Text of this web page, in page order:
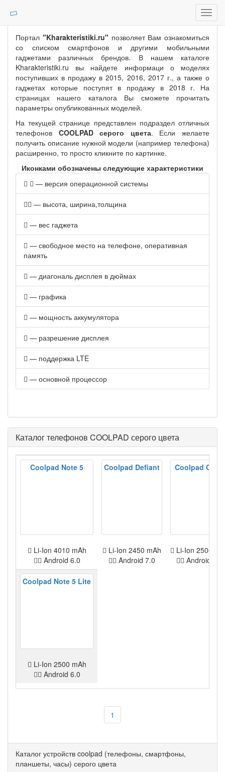
Портал "Kharakteristiki.ru" позволяет Вам ознакомиться
со списком смартфонов и другими мобильными
гаджетами различных брендов. В нашем каталоге
Kharakteristiki.ru вы найдете информаци о моделях
поступивших в продажу в 2015, 2016, 2017 г., а также о
гаджетах которые поступят в продажу в 2018 г. На
страницах нашего каталога Вы сможете прочитать
параметры опубликованных моделей.
На текущей странице представлен подраздел отличных
телефонов COOLPAD серого цвета. Если желаете
получить описание нужной модели (например телефона)
расширенно, то просто кликните по картинке.
Иконками обозначены следующие характеристики
— версия операционной системы
— высота, ширина,толщина
— вес гаджета
— свободное место на телефоне, оперативная
память
— диагональ дисплея в дюймах
— графика
— мощность аккумулятора
— разрешение дисплея
— поддержка LTE
— основной процессор
Каталог телефонов COOLPAD серого цвета
Coolpad Note 5
Li-Ion 4010 mAh
Android 6.0
Coolpad Defiant
Li-Ion 2450 mAh
Android 7.0
Coolpad Conjr
Li-Ion 2500
Android 6.0
Coolpad Note 5 Lite
Li-Ion 2500 mAh
Android 6.0
1
Каталог устройств coolpad (телефоны, смартфоны,
планшеты, часы) серого цвета